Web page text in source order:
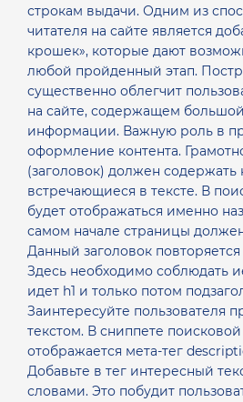
строкам выдачи. Одним из
читателя на сайте является
крошек», которые дают
любой пройденный этап.
существенно облегчит
на сайте, содержащем
информации. Важную роль в
оформление контента.
(заголовок) должен содержать
встречающиеся в тексте. В
будет отображаться именно
самом начале страницы должен
Данный заголовок повторяется
Здесь необходимо соблюдать
идет h1 и только потом
Заинтересуйте пользователя
текстом. В сниппете
отображается мета-тег
Добавьте в тег интересный
словами. Это побудит